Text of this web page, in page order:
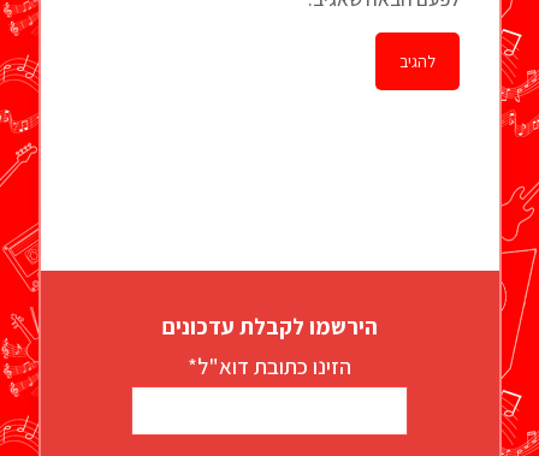
הירשמו לקבלת עדכונים
הזינו כתובת דוא"ל*